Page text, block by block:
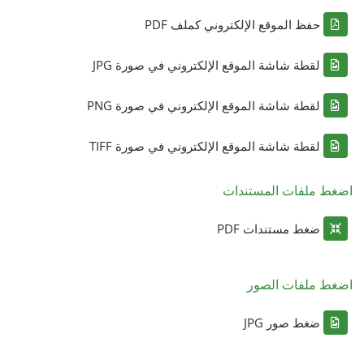
حفظ الموقع الإلكتروني كملف PDF
لقطة شاشة الموقع الإلكتروني في صورة JPG
لقطة شاشة الموقع الإلكتروني في صورة PNG
لقطة شاشة الموقع الإلكتروني في صورة TIFF
اضغط ملفات المستندات
ضغط مستندات PDF
اضغط ملفات الصور
ضغط صور JPG